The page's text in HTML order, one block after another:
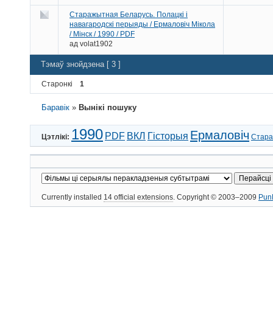
Старажытная Беларусь. Полацкі і
навагародскі перыяды / Ермаловіч Мікола
/ Мінск / 1990 / PDF
ад volat1902
Тэмаў знойдзена [ 3 ]
Старонкі 1
Баравік »Вынікі пошуку
Цэтлікі: 1990 PDF ВКЛ Гісторыя Ермаловіч
Currently installed 14 official extensions. Copyright © 2003–2009